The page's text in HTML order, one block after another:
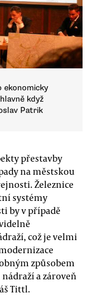
ekonomicky
když
Patrik
přestavby
na městskou
Železnice
systémy
by v případě
což je velmi
způsobem
a zároveň
Tittl.